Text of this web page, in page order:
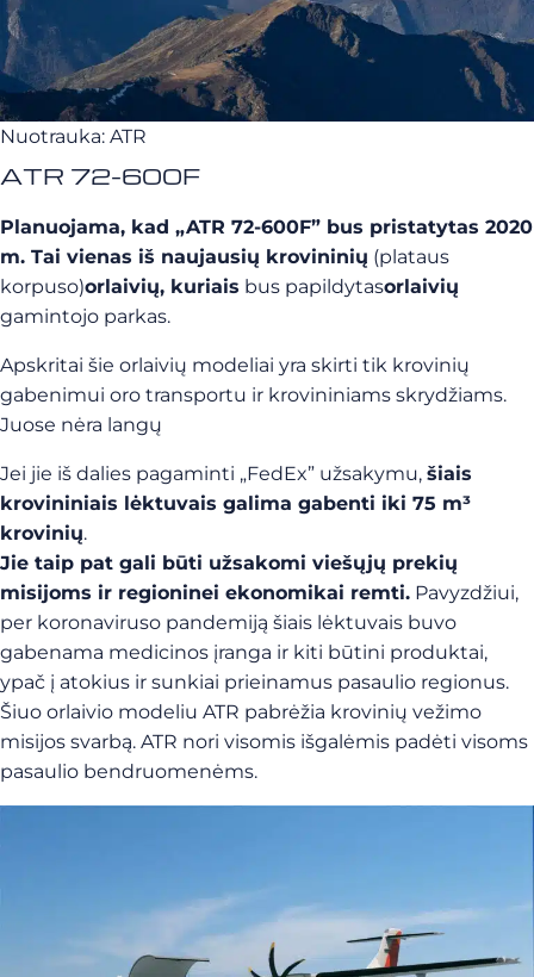
Nuotrauka: ATR
ATR 72-600F
Planuojama, kad „ATR 72-600F” bus pristatytas 2020
m. Tai vienas iš naujausių krovininių (plataus
korpuso)orlaivių, kuriais bus papildytasorlaivių
gamintojo parkas.
Apskritai šie orlaivių modeliai yra skirti tik krovinių
gabenimui oro transportu ir krovininiams skrydžiams.
Juose nėra langų
Jei jie iš dalies pagaminti „FedEx” užsakymu, šiais
krovininiais lėktuvais galima gabenti iki 75 m³
krovinių.
Jie taip pat gali būti užsakomi viešųjų prekių
misijoms ir regioninei ekonomikai remti. Pavyzdžiui,
per koronaviruso pandemiją šiais lėktuvais buvo
gabenama medicinos įranga ir kiti būtini produktai,
ypač į atokius ir sunkiai prieinamus pasaulio regionus.
Šiuo orlaivio modeliu ATR pabrėžia krovinių vežimo
misijos svarbą. ATR nori visomis išgalėmis padėti visoms
pasaulio bendruomenėms.